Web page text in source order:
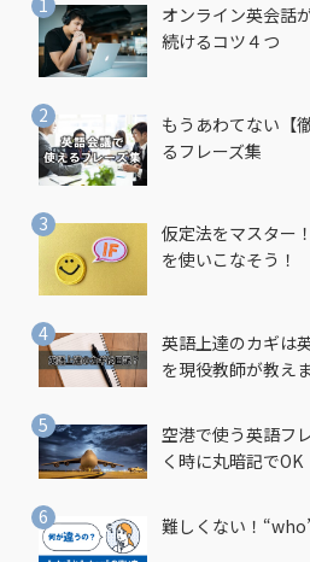
オンライン英会話
続けるコツ４つ
もうあわてない【
るフレーズ集
仮定法をマスター
を使いこなそう！
英語上達のカギは
を現役教師が教え
空港で使う英語フ
く時に丸暗記でOK
難しくない！